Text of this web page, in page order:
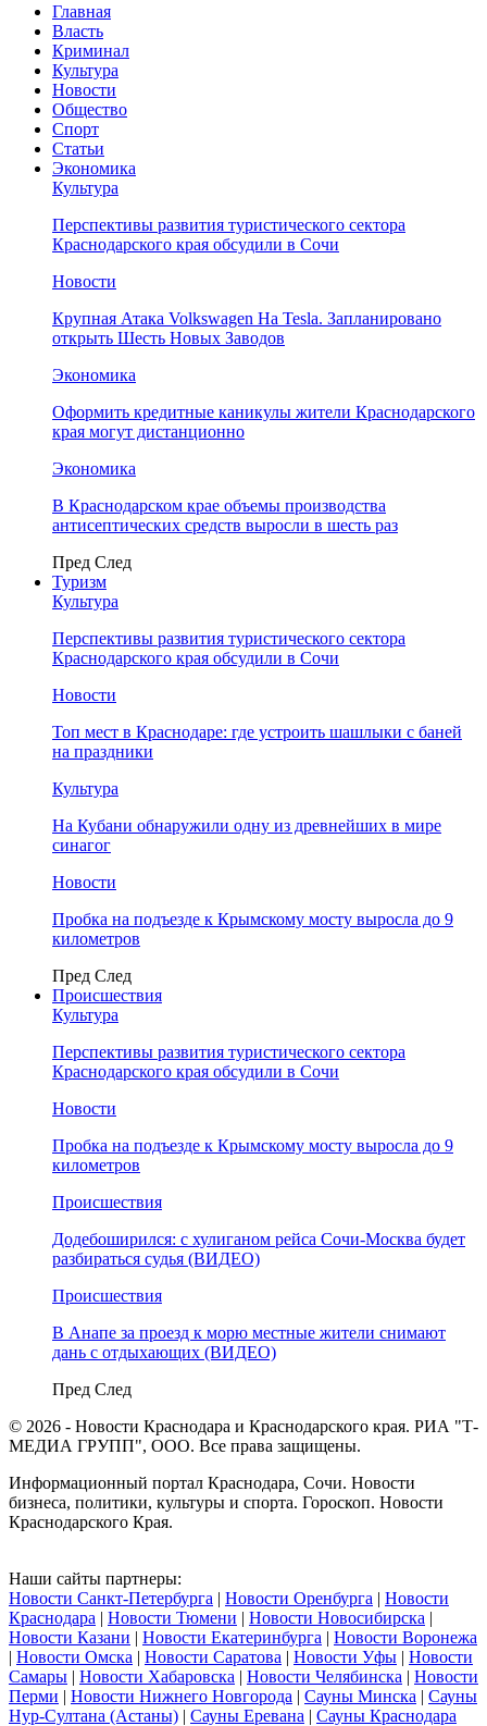
Главная
Власть
Криминал
Культура
Новости
Общество
Спорт
Статьи
Экономика
Культура
Перспективы развития туристического сектора
Краснодарского края обсудили в Сочи
Новости
Крупная Атака Volkswagen На Tesla. Запланировано
открыть Шесть Новых Заводов
Экономика
Оформить кредитные каникулы жители Краснодарского
края могут дистанционно
Экономика
В Краснодарском крае объемы производства
антисептических средств выросли в шесть раз
Пред След
Туризм
Культура
Перспективы развития туристического сектора
Краснодарского края обсудили в Сочи
Новости
Топ мест в Краснодаре: где устроить шашлыки с баней
на праздники
Культура
На Кубани обнаружили одну из древнейших в мире
синагог
Новости
Пробка на подъезде к Крымскому мосту выросла до 9
километров
Пред След
Происшествия
Культура
Перспективы развития туристического сектора
Краснодарского края обсудили в Сочи
Новости
Пробка на подъезде к Крымскому мосту выросла до 9
километров
Происшествия
Додебоширился: с хулиганом рейса Сочи-Москва будет
разбираться судья (ВИДЕО)
Происшествия
В Анапе за проезд к морю местные жители снимают
дань с отдыхающих (ВИДЕО)
Пред След
© 2026 - Новости Краснодара и Краснодарского края. РИА "Т-
МЕДИА ГРУПП", ООО. Все права защищены.
Информационный портал Краснодара, Сочи. Новости
бизнеса, политики, культуры и спорта. Гороскоп. Новости
Краснодарского Края.
Наши сайты партнеры:
Новости Санкт-Петербурга | Новости Оренбурга | Новости
Краснодара | Новости Тюмени | Новости Новосибирска |
Новости Казани | Новости Екатеринбурга | Новости Воронежа
| Новости Омска | Новости Саратова | Новости Уфы | Новости
Самары | Новости Хабаровска | Новости Челябинска | Новости
Перми | Новости Нижнего Новгорода | Сауны Минска | Сауны
Нур-Султана (Астаны) | Сауны Еревана | Сауны Краснодара